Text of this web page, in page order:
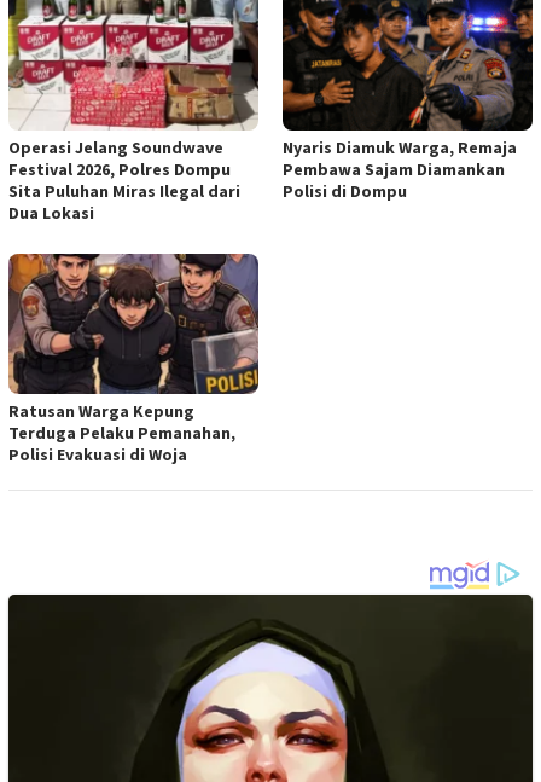
Operasi Jelang Soundwave
Festival 2026, Polres Dompu
Sita Puluhan Miras Ilegal dari
Dua Lokasi
Nyaris Diamuk Warga, Remaja
Pembawa Sajam Diamankan
Polisi di Dompu
Ratusan Warga Kepung
Terduga Pelaku Pemanahan,
Polisi Evakuasi di Woja